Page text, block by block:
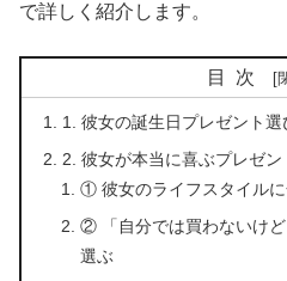
で詳しく紹介します。
目次
1. 彼女の誕生日プレゼント
2. 彼女が本当に喜ぶプレゼ
① 彼女のライフスタイルに
② 「自分では買わないけ
選ぶ